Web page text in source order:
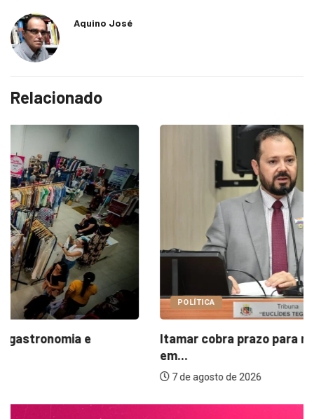
Aquino José
Relacionado
POLÍTICA
Itamar cobra prazo para melhorias estruturais